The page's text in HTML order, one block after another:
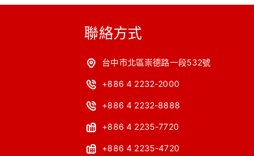
聯絡方式
台中市北區崇德路一段532號
+886 4 2232-2000
+886 4 2232-8888
+886 4 2235-7720
+886 4 2235-4720